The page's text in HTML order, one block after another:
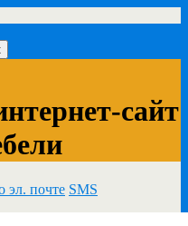
сайт
эл. почте SMS